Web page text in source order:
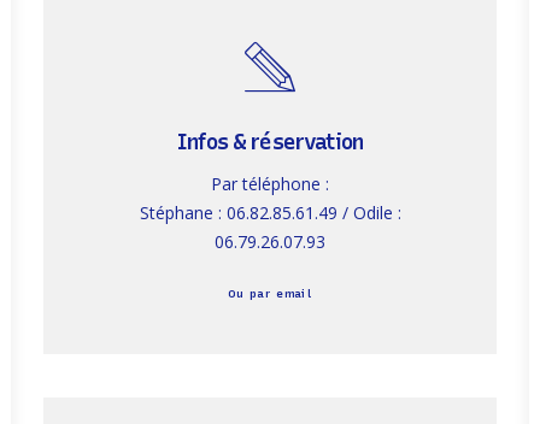
Infos & réservation
Par téléphone :
Stéphane : 06.82.85.61.49 / Odile :
06.79.26.07.93
Ou par email